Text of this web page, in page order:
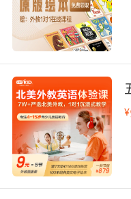
系统梳理英语食物
的基石，更是打开
学习者采用"三维
源，横向关联烹饪
农场到餐桌的语言
能时代食物词汇的
技术模拟分子料理
无缝衔接。
¥